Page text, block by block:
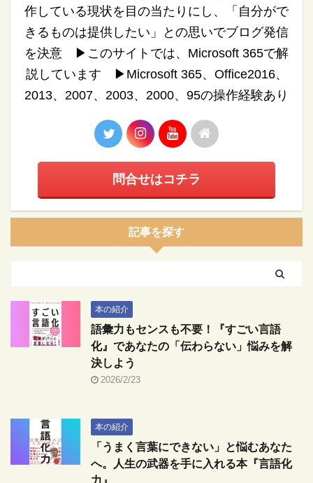
作している現状を目の当たりにし、「自分がで
きるものは提供したい」との思いでブログ発信
を決意 ▶︎このサイトでは、Microsoft 365で解
説しています ▶︎Microsoft 365、Office2016、
2013、2007、2003、2000、95の操作経験あり
問合せはコチラ
記事を探す
本の紹介
語彙力もセンスも不要！『すごい言語
化』であなたの「伝わらない」悩みを解
決しよう
2026/2/23
本の紹介
「うまく言葉にできない」と悩むあなた
へ。人生の武器を手に入れる本『言語化
力』